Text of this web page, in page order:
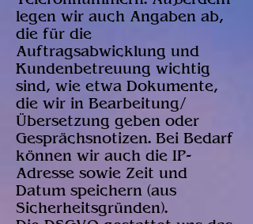
legen wir auch Angaben ab,
die für die
Auftragsabwicklung und
Kundenbetreuung wichtig
sind, wie etwa Dokumente,
die wir in Bearbeitung/
Übersetzung geben oder
Gesprächsnotizen. Bei Bedarf
können wir auch die IP-
Adresse sowie Zeit und
Datum speichern (aus
Sicherheitsgründen).